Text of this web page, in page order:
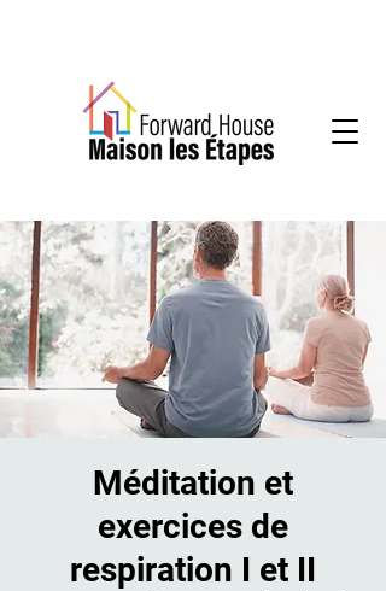
Méditation et
exercices de
respiration I et II